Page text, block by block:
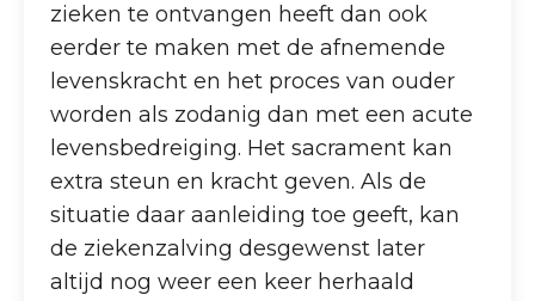
zieken te ontvangen heeft dan ook
eerder te maken met de afnemende
levenskracht en het proces van ouder
worden als zodanig dan met een acute
levensbedreiging. Het sacrament kan
extra steun en kracht geven. Als de
situatie daar aanleiding toe geeft, kan
de ziekenzalving desgewenst later
altijd nog weer een keer herhaald